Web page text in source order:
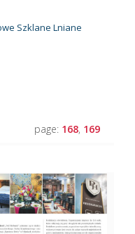
Szklane Lniane
page: 168, 169